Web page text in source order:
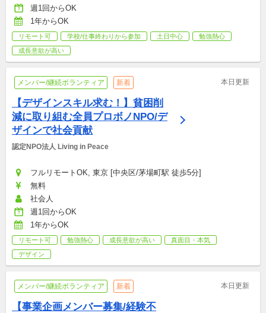
週1回からOK
1年からOK
リモート可 学校/仕事終わりから参加 土日中心
勉強熱心
成長意欲が高い
メンバー/継続ボランティア 新着 本日更新
【デザインスキル求む！】貧困削
減に取り組む全員プロボノNPO/デ
ザインで社会貢献
認定NPO法人 Living in Peace
フルリモートOK, 東京 [中央区/茅場町駅 徒歩5分]
無料
社会人
週1回からOK
1年からOK
リモート可 勉強熱心 成長意欲が高い
真面目・本気
デザイン
メンバー/継続ボランティア 新着 本日更新
【事業企画メンバー募集/経験不